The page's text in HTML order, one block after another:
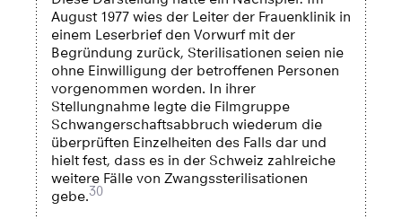
August 1977 wies der Leiter der Frauenklinik in
einem Leserbrief den Vorwurf mit der
Begründung zurück, Sterilisationen seien nie
ohne Einwilligung der betroffenen Personen
vorgenommen worden. In ihrer
Stellungnahme legte die Filmgruppe
Schwangerschaftsabbruch wiederum die
überprüften Einzelheiten des Falls dar und
hielt fest, dass es in der Schweiz zahlreiche
weitere Fälle von Zwangssterilisationen
gebe.30